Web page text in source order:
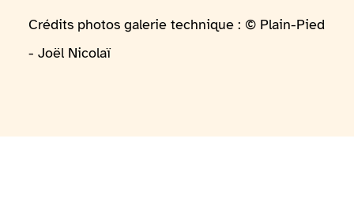
Crédits photos galerie technique : © Plain-Pied
- Joël Nicolaï